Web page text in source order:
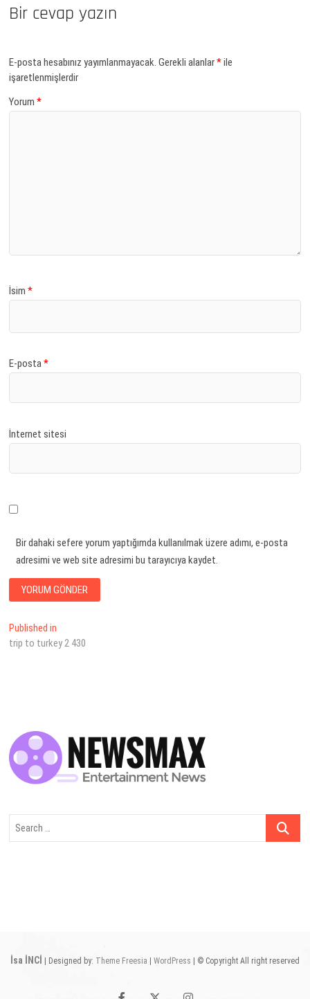
Bir cevap yazın
E-posta hesabınız yayımlanmayacak. Gerekli alanlar*ile
işaretlenmişlerdir
Yorum*
İsim*
E-posta*
İnternet sitesi
Bir dahaki sefere yorum yaptığımda kullanılmak üzere adımı, e-posta
adresimi ve web site adresimi bu tarayıcıya kaydet.
Yazı
dolaşımı
Published in
trip to turkey 2 430
Search
İsa İNCİ | Designed by: Theme Freesia WordPress | © Copyright All right reserved